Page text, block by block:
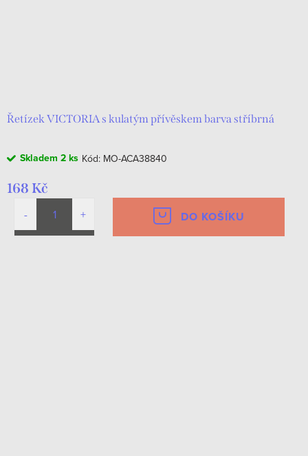
Řetízek VICTORIA s kulatým přívěskem barva stříbrná
Skladem 2 ks Kód: MO-ACA38840
168 Kč
DO KOŠÍKU